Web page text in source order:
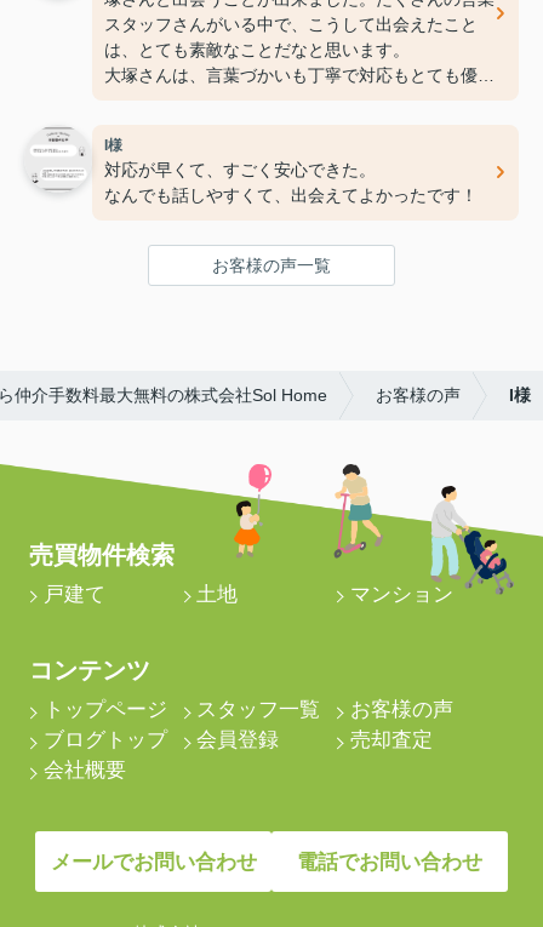
スタッフさんがいる中で、こうして出会えたこと
は、とても素敵なことだなと思います。
大塚さんは、言葉づかいも丁寧で対応もとても優し
当に感謝しています。
私たちの生活スタイルをとても理解してくださり、
新生活へのイメージを抱くことが出来ました。ずっ
ることができました。
本当にありがとうございました。
I様
対応が早くて、すごく安心できた。
なんでも話しやすくて、出会えてよかったです！
お客様の声一覧
仲介手数料最大無料の株式会社Sol Home お客様の声 I様
売買物件検索
戸建て 土地 マンション
コンテンツ
トップページ スタッフ一覧
お客様の声
ブログトップ
会員登録
売却査定
会社概要
メールでお問い合わせ 電話でお問い合わせ